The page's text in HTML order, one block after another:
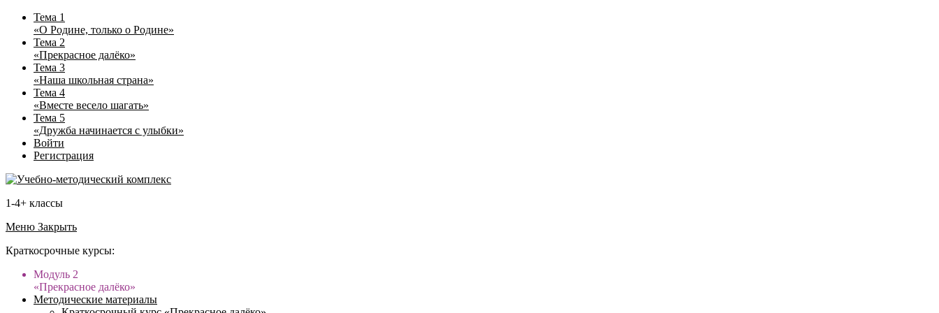
Тема 1
«О Родине, только о Родине»
Тема 2
«Прекрасное далёко»
Тема 3
«Наша школьная страна»
Тема 4
«Вместе весело шагать»
Тема 5
«Дружба начинается с улыбки»
Войти
Регистрация
1-4+ классы
Меню Закрыть
Краткосрочные курсы:
Модуль 2
«Прекрасное далёко»
Методические материалы